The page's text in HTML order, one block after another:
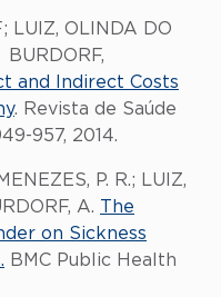
LUIZ, OLINDA DO
and Indirect Costs
. Revista de Saúde
957, 2014.
P. R.; LUIZ,
A. The
on Sickness
BMC Public Health